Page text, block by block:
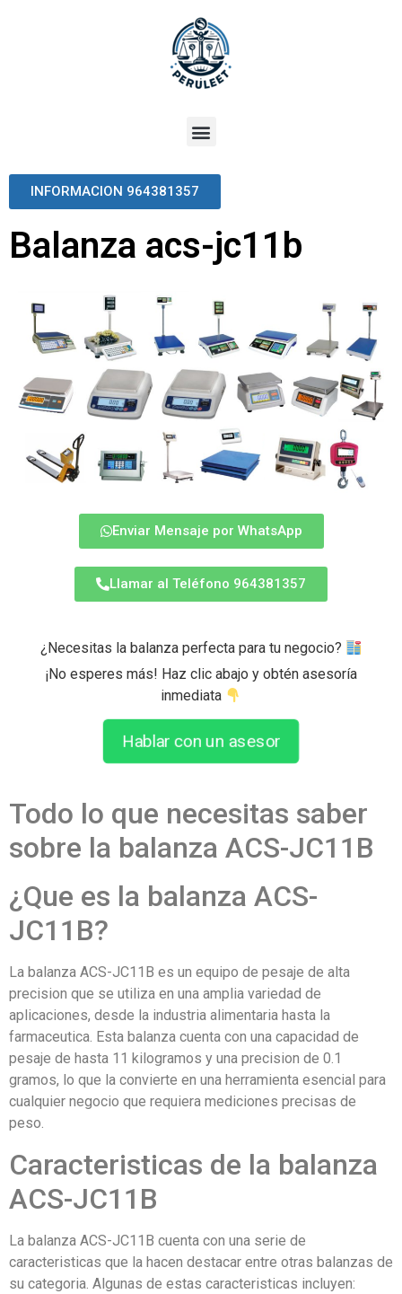
INFORMACION 964381357
Balanza acs-jc11b
Enviar Mensaje por WhatsApp
Llamar al Teléfono 964381357
¿Necesitas la balanza perfecta para tu negocio?
¡No esperes más! Haz clic abajo y obtén asesoría
inmediata
Hablar con un asesor
Todo lo que necesitas saber
sobre la balanza ACS-JC11B
¿Que es la balanza ACS-
JC11B?
La balanza ACS-JC11B es un equipo de pesaje de alta
precision que se utiliza en una amplia variedad de
aplicaciones, desde la industria alimentaria hasta la
farmaceutica. Esta balanza cuenta con una capacidad de
pesaje de hasta 11 kilogramos y una precision de 0.1
gramos, lo que la convierte en una herramienta esencial para
cualquier negocio que requiera mediciones precisas de
peso.
Caracteristicas de la balanza
ACS-JC11B
La balanza ACS-JC11B cuenta con una serie de
caracteristicas que la hacen destacar entre otras balanzas de
su categoria. Algunas de estas caracteristicas incluyen: